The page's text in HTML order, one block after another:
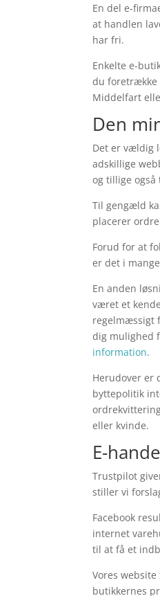
En del e-
at handlen
har fri.
Enkelte e-
du foretrække
Middelfart
Den
Det er vældig
adskillige
og tillige
Til gengæld
placerer
Forud for at
er det i
En anden
været et
regelmæssigt
dig mulighed
information.
Herudover er
byttepolitik
eller kvinde.
E-
Trustpilot
stiller vi
Facebook
internet
til at få et
Vores
butikkernes